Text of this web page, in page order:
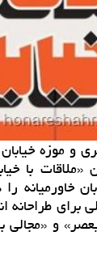
و موزه
«ملاقات با
خاورمیانه
برای
و «مجالی